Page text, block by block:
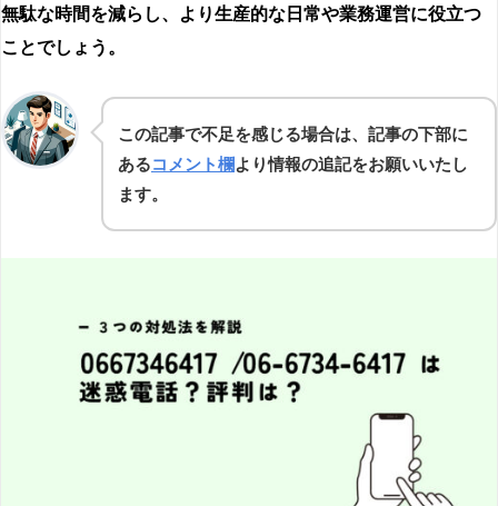
無駄な時間を減らし、より生産的な日常や業務運営に役立つ
ことでしょう。
この記事で不足を感じる場合は、記事の下部に
あるコメント欄より情報の追記をお願いいたし
ます。